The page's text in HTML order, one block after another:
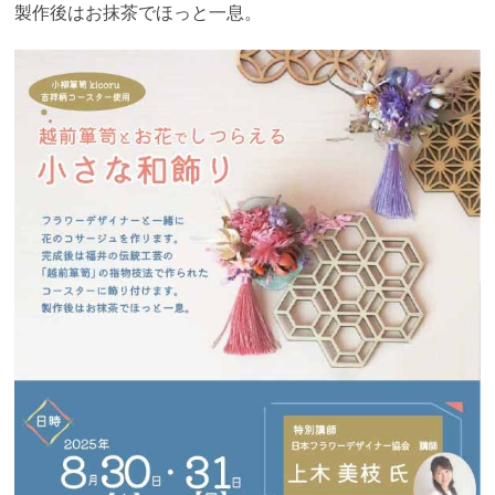
製作後はお抹茶でほっと一息。